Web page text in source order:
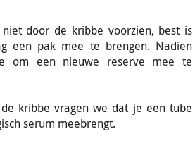
door de kribbe voorzien, best is
een pak mee te brengen. Nadien
om een nieuwe reserve mee te
kribbe vragen we dat je een tube
serum meebrengt.